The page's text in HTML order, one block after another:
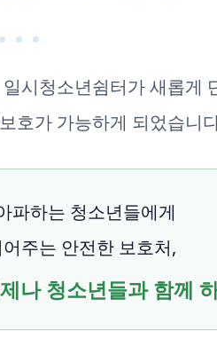
시청소년쉼터가 새롭게
호가 가능하게 되었습니
파하는 청소년들에게
주는 안전한 보호처,
나 청소년들과 함께